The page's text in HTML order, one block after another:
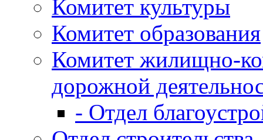
Комитет культуры
Комитет образования
Комитет жилищно-
дорожной
- Отдел